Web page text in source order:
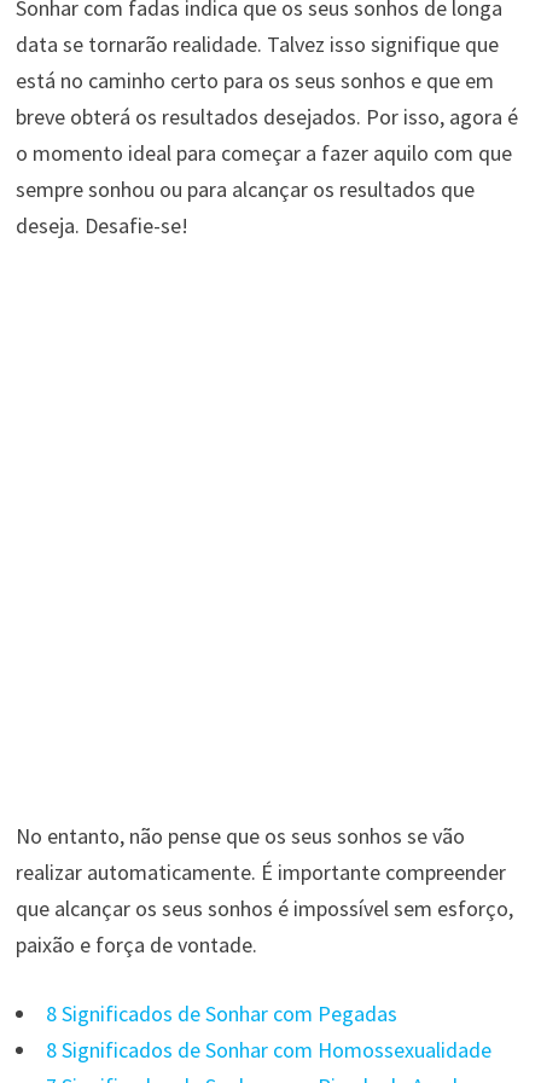
Sonhar com fadas indica que os seus sonhos de longa
data se tornarão realidade. Talvez isso signifique que
está no caminho certo para os seus sonhos e que em
breve obterá os resultados desejados. Por isso, agora é
o momento ideal para começar a fazer aquilo com que
sempre sonhou ou para alcançar os resultados que
deseja. Desafie-se!
No entanto, não pense que os seus sonhos se vão
realizar automaticamente. É importante compreender
que alcançar os seus sonhos é impossível sem esforço,
paixão e força de vontade.
8 Significados de Sonhar com Pegadas
8 Significados de Sonhar com Homossexualidade